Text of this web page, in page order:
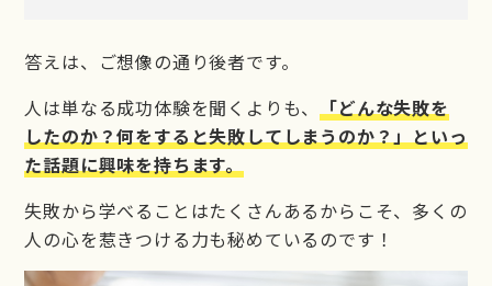
答えは、ご想像の通り後者です。
人は単なる成功体験を聞くよりも、「どんな失敗を
したのか？何をすると失敗してしまうのか？」といっ
た話題に興味を持ちます。
失敗から学べることはたくさんあるからこそ、多くの
人の心を惹きつける力も秘めているのです！